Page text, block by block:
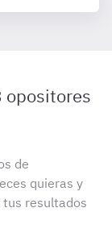
opositores
de
quieras y
resultados